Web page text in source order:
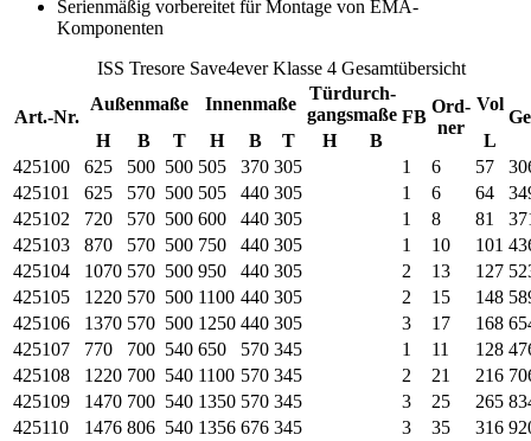
Serienmäßig vorbereitet für Montage von EMA-
Komponenten
ISS Tresore Save4ever Klasse 4 Gesamtübersicht
Art.-Nr.
Außenmaße Innenmaße
Türdurch-
gangsmaße FB
Ord-
ner
Vol
H
B T H B T H B
L
425100
625 500 500 505 370 305 1 6 57
425101
625 570 500 505 440 305 1 6 64
425102
720 570 500 600 440 305 1 8 81
425103
870 570 500 750 440 305 1 10 101
425104
1070 570 500 950 440 305 2 13 127
425105
1220 570 500 1100 440 305 2 15 148
425106
1370 570 500 1250 440 305 3 17 168
425107
770 700 540 650 570 345 1 11 128
425108
1220 700 540 1100 570 345 2 21 216
425109
1470 700 540 1350 570 345 3 25 265
425110
1476 806 540 1356 676 345 3 35 316